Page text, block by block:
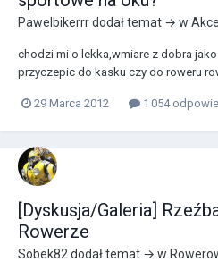
Pawelbikerrrdodał temat → w
chodzi mi o lekka,wmiare z dobra
przyczepic do kasku czy do roweru
29 Marca 2012
1 054
[Dyskusja/Galeria]
Rowerze
Sobek82 dodał temat → w